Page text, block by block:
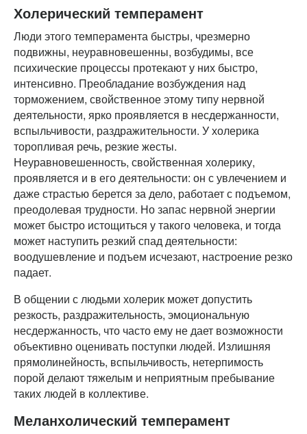
Холерический темперамент
Люди этого темперамента быстры, чрезмерно
подвижны, неуравновешенны, возбудимы, все
психические процессы протекают у них быстро,
интенсивно. Преобладание возбуждения над
торможением, свойственное этому типу нервной
деятельности, ярко проявляется в несдержанности,
вспыльчивости, раздражительности. У холерика
торопливая речь, резкие жесты.
Неуравновешенность, свойственная холерику,
проявляется и в его деятельности: он с увлечением и
даже страстью берется за дело, работает с подъемом,
преодолевая трудности. Но запас нервной энергии
может быстро истощиться у такого человека, и тогда
может наступить резкий спад деятельности:
воодушевление и подъем исчезают, настроение резко
падает.
В общении с людьми холерик может допустить
резкость, раздражительность, эмоциональную
несдержанность, что часто ему не дает возможности
объективно оценивать поступки людей. Излишняя
прямолинейность, вспыльчивость, нетерпимость
порой делают тяжелым и неприятным пребывание
таких людей в коллективе.
Меланхолический темперамент